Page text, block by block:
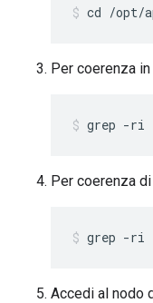
cd /opt/
Per coerenza
grep -ri
Per coerenza
grep -ri
Accedi al nodo